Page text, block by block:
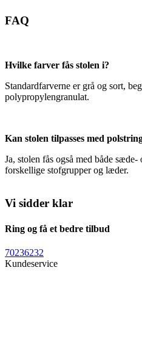
FAQ
Hvilke farver fås stolen i?
Standardfarverne er grå og sort,
polypropylengranulat.
Kan stolen tilpasses med
Ja, stolen fås også med både
forskellige stofgrupper og læder.
Vi sidder klar
Ring og få et bedre tilbud
70236232
Kundeservice